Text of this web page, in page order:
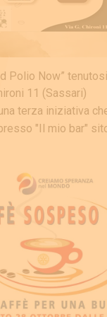
Polio Now”
11 (Sassari)
terza iniziativa
"Il mio bar"